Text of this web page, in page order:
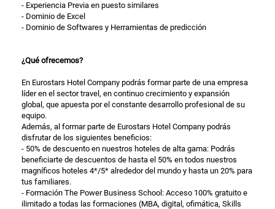
- Experiencia Previa en puesto similares
- Dominio de Excel
- Dominio de Softwares y Herramientas de predicción
¿Qué ofrecemos?
En Eurostars Hotel Company podrás formar parte de una empresa
líder en el sector travel, en continuo crecimiento y expansión
global, que apuesta por el constante desarrollo profesional de su
equipo.
Además, al formar parte de Eurostars Hotel Company podrás
disfrutar de los siguientes beneficios:
- 50% de descuento en nuestros hoteles de alta gama: Podrás
beneficiarte de descuentos de hasta el 50% en todos nuestros
magníficos hoteles 4*/5* alrededor del mundo y hasta un 20% para
tus familiares.
- Formación The Power Business School: Acceso 100% gratuito e
ilimitado a todas las formaciones (MBA, digital, ofimática, Skills